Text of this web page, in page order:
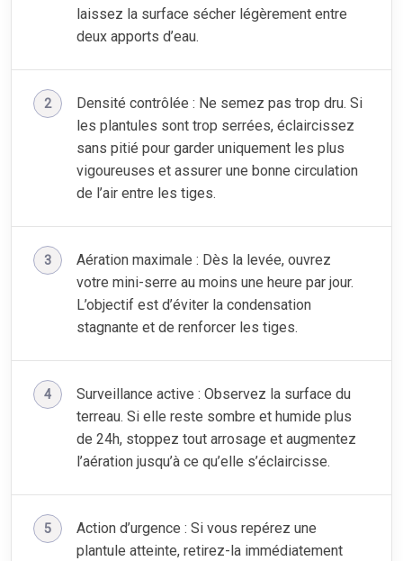
laissez la surface sécher légèrement entre
deux apports d’eau.
Densité contrôlée : Ne semez pas trop dru. Si
les plantules sont trop serrées, éclaircissez
sans pitié pour garder uniquement les plus
vigoureuses et assurer une bonne circulation
de l’air entre les tiges.
Aération maximale : Dès la levée, ouvrez
votre mini-serre au moins une heure par jour.
L’objectif est d’éviter la condensation
stagnante et de renforcer les tiges.
Surveillance active : Observez la surface du
terreau. Si elle reste sombre et humide plus
de 24h, stoppez tout arrosage et augmentez
l’aération jusqu’à ce qu’elle s’éclaircisse.
Action d’urgence : Si vous repérez une
plantule atteinte, retirez-la immédiatement